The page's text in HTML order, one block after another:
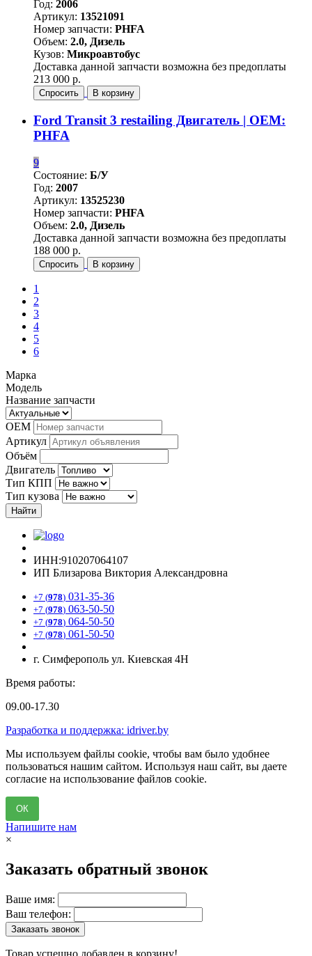
Год: 2006
Артикул: 13521091
Номер запчасти: PHFA
Объем: 2.0, Дизель
Кузов: Микроавтобус
Доставка данной запчасти возможна без предоплаты
213 000 р.
Спросить В корзину
Ford Transit 3 restailing Двигатель | OEM:
PHFA
9
Состояние: Б/У
Год: 2007
Артикул: 13525230
Номер запчасти: PHFA
Объем: 2.0, Дизель
Доставка данной запчасти возможна без предоплаты
188 000 р.
Спросить В корзину
1
2
3
4
5
6
Марка
Модель
Название запчасти
OEM
Артикул
Объём
Двигатель
Тип КПП
Тип кузова
Найти
ИНН:910207064107
ИП Близарова Виктория Александровна
+7 (978) 031-35-36
+7 (978) 063-50-50
+7 (978) 064-50-50
+7 (978) 061-50-50
г. Симферополь ул. Киевская 4Н
Время работы:
09.00-17.30
Разработка и поддержка: idriver.by
Мы используем файлы cookie, чтобы вам было удобнее
пользоваться нашим сайтом. Используя наш сайт, вы даете
согласие на использование файлов cookie.
ОК
Напишите нам
×
Заказать обратный звонок
Ваше имя:
Ваш телефон:
Заказать звонок
Товар успешно добавлен в корзину!